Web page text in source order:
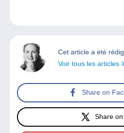
Cet article a été
Voir tous les articles
Share on
Share